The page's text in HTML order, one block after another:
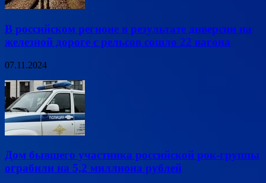
В российском регионе в результате диверсии на
железной дороге с рельсов сошло 22 вагона
07.11.2024
Дом бывшего участника российской рок-группы
ограбили на 5,2 миллиона рублей